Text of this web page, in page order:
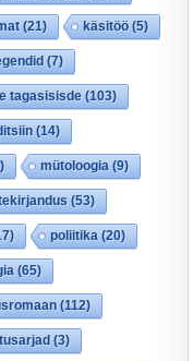
(21) käsitöö (5)
(7)
tagasisisde (103)
(14)
mütoloogia (9)
(53)
poliitika (20)
(65)
(112)
(3)